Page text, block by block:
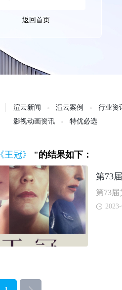
返回首页
渲云新闻 渲云案例 行业资
影视动画资讯
特优必选
《王冠》 "的结果如下：
第73
第73